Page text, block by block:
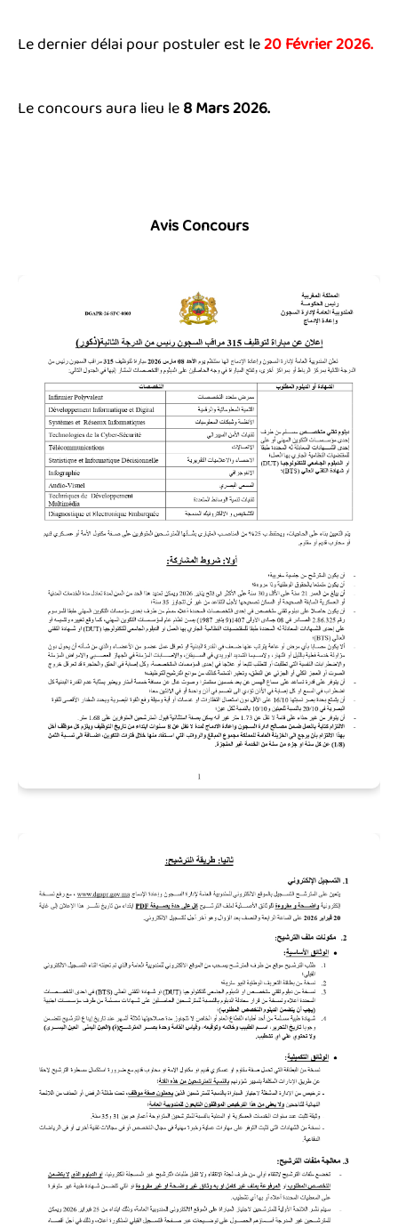
Le dernier délai pour postuler est le20 Février 2026.
Le concours aura lieu le8 Mars 2026.
Avis Concours